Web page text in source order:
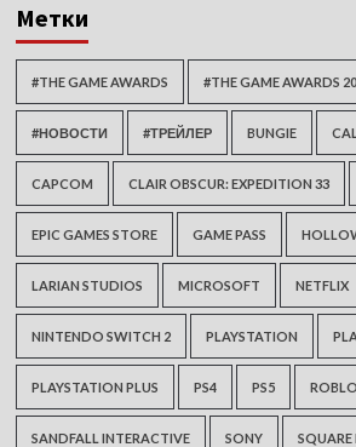
Метки
#THE GAME AWARDS #THE GAME AWARDS
#НОВОСТИ #ТРЕЙЛЕР BUNGIE
CAPCOM CLAIR OBSCUR: EXPEDITION 33
EPIC GAMES STORE GAME PASS
LARIAN STUDIOS MICROSOFT NETFLIX
NINTENDO SWITCH 2 PLAYSTATION
PLAYSTATION PLUS PS4 PS5
SANDFALL INTERACTIVE SONY SQUARE